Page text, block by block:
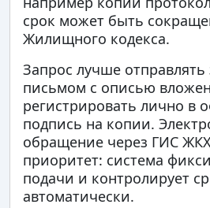
срок может быть
Жилищного кодекса.
Запрос лучше
письмом с описью
регистрировать лично в
подпись на копии.
обращение через ГИС
приоритет: система
подачи и контролирует
автоматически.